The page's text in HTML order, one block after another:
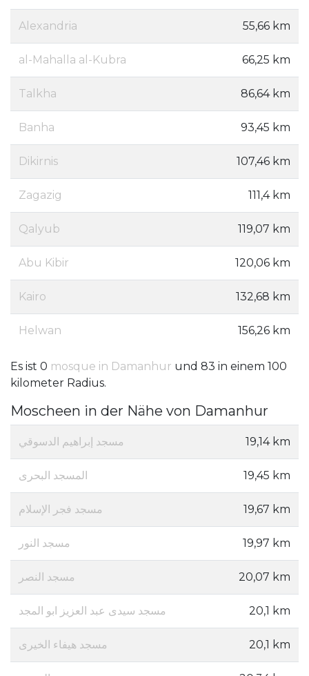
Alexandria 55,66 km
al-Mahalla al-Kubra 66,25 km
Talkha 86,64 km
Banha 93,45 km
Dikirnis 107,46 km
Zagazig 111,4 km
Qalyub 119,07 km
Abu Kibir 120,06 km
Kairo 132,68 km
Helwan 156,26 km
Es ist 0 mosque in Damanhur und 83 in einem 100
kilometer Radius.
Moscheen in der Nähe von Damanhur
مسجد إبراهيم الدسوقي 19,14 km
المسجد البحرى 19,45 km
مسجد فجر الإسلام 19,67 km
مسجد النور 19,97 km
مسجد النصر 20,07 km
مسجد سيدى عبد العزيز ابو المجد 20,1 km
مسجد هيفاء الخيرى 20,1 km